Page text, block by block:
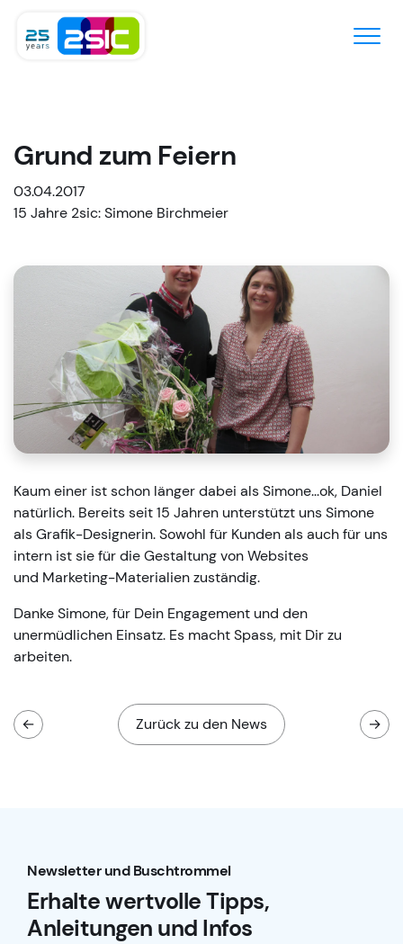
Grund zum Feiern
03.04.2017
15 Jahre 2sic: Simone Birchmeier
Kaum einer ist schon länger dabei als Simone...ok, Daniel
natürlich. Bereits seit 15 Jahren unterstützt uns Simone
als Grafik-Designerin. Sowohl für Kunden als auch für uns
intern ist sie für die Gestaltung von Websites
und Marketing-Materialien zuständig.
Danke Simone, für Dein Engagement und den
unermüdlichen Einsatz. Es macht Spass, mit Dir zu
arbeiten.
← Zurück zu den News →
Newsletter und Buschtrommel
Erhalte wertvolle Tipps,
Anleitungen und Infos